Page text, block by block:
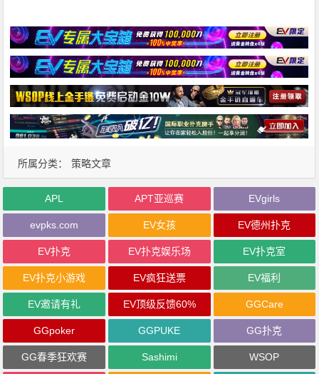
所属分类： 策略文章
APL APT亚巡赛 EVgirls
evpks.com EV女孩 EV德州扑克
EV扑克 EV扑克娱乐场 EV扑克室
EV扑克小游戏 EV疯狂送票 EV福利
EV邀请有礼 EV顶级反馈60% GGCare
GGpoker GGPUKE GG扑克
GG春季狂欢赛 Sashimi WSOP